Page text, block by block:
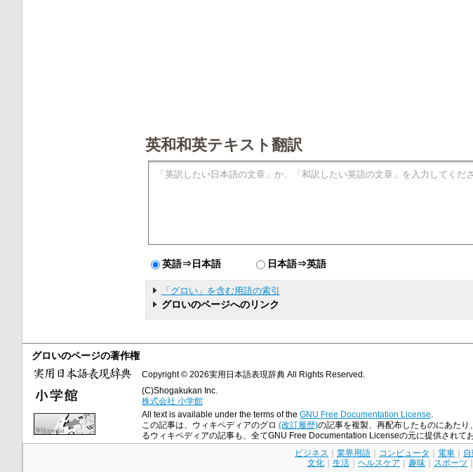
英和和英テキスト翻訳
英語⇒日本語 日本語⇒英語
「グロい」を含む用語の索引
グロいのページへのリンク
グロいのページの著作権
Copyright © 2026実用日本語表現辞典 All Rights Reserved.
(C)Shogakukan Inc.
株式会社 小学館
All text is available under the terms of the GNU Free Documentation License.
この記事は、ウィキペディアのグロ (改訂履歴)の記事を複製、再配布したものにあた
るウィキペディアの記事も、全てGNU Free Documentation Licenseの元に提供されてお
ビジネス 業界用語 コンピュータ 電車
文化
生活 ヘルスケア 趣味 スポーツ